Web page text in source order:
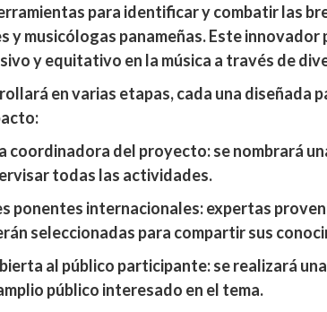
para identificar y combatir las
y musicólogas panameñas. Este
y equitativo en la música a través de
en varias etapas, cada una diseñada
coordinadora del proyecto: se nombrará
todas las actividades.
ponentes internacionales: expertas
seleccionadas para compartir sus
al público participante: se realizará
público interesado en el tema.